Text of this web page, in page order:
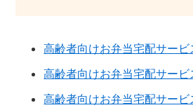
高齢者向けお弁当宅配サービ
高齢者向けお弁当宅配サービ
高齢者向けお弁当宅配サービ